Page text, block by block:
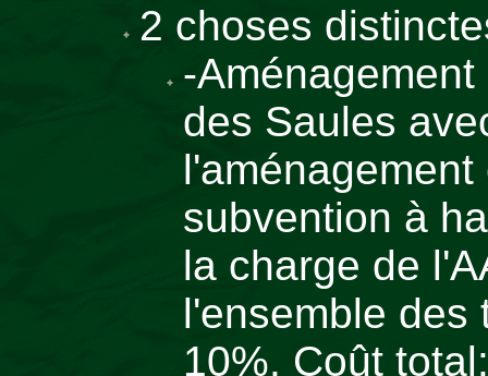
2 choses
-
des Saules
subvention à
la charge de
l'ensemble des
10%. Coût